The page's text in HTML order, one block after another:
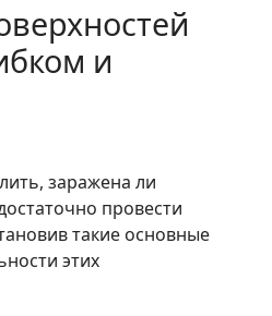
и
заражена ли
провести
такие основные
этих